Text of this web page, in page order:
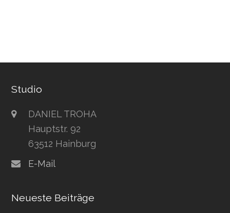
Studio
DANIEL TROHA
Hauptstr. 92
63512 Hainburg
E-Mail
Neueste Beiträge